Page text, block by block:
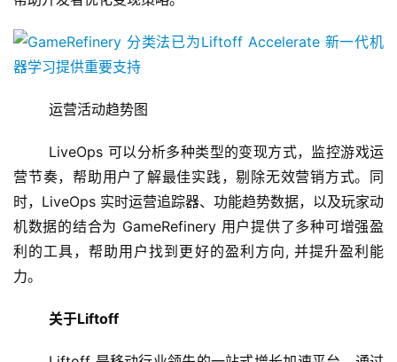
游
戏
5
第
十
三
届
金
	运营活动趋势图
营节奏，帮助用户了解最佳实践，剔除无效营销方式。同
时，LiveOps 实时运营追踪器、功能趋势数据，以及玩家动
机数据的结合为 GameRefinery 用户提供了多种可增强盈
利的工具，帮助用户找到更好的盈利方向, 并提升盈利能
力。
关于Liftoff